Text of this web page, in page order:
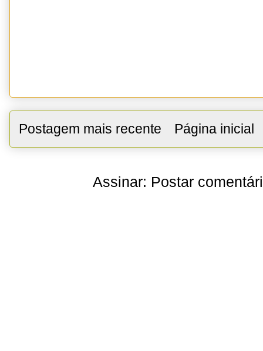
Postagem mais recente Página inicial
Assinar: Postar